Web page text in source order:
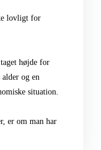
lovligt for
højde for
alder og en
situation.
er om man har